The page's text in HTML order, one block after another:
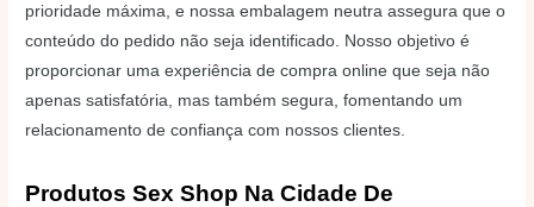
prioridade máxima, e nossa embalagem neutra assegura que o
conteúdo do pedido não seja identificado. Nosso objetivo é
proporcionar uma experiência de compra online que seja não
apenas satisfatória, mas também segura, fomentando um
relacionamento de confiança com nossos clientes.
Produtos Sex Shop Na Cidade De